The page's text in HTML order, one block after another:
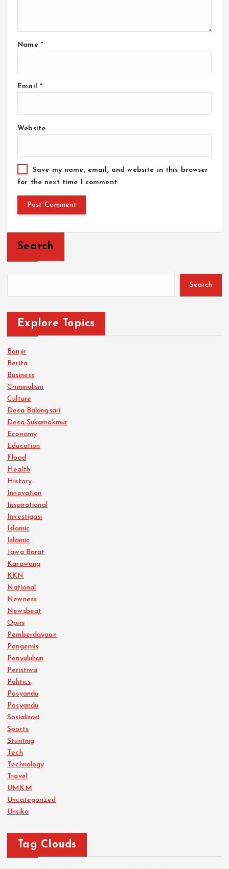
Name *
Email *
Website
Save my name, email, and website in this browser
for the next time I comment.
Search
Search
Explore Topics
Banjir
Berita
Business
Criminalism
Culture
Desa Balongsari
Desa Sukamakmur
Economy
Education
Flood
Health
History
Innovation
Inspirational
Investigasi
Islamic
Islamic
Jawa Barat
Karawang
KKN
National
Newness
Newsbeat
Opini
Pemberdayaan
Pengemis
Penyuluhan
Peristiwa
Politics
Posyandu
Posyandu
Sosialisasi
Sports
Stunting
Tech
Technology
Travel
UMKM
Uncategorized
Unsika
Tag Clouds